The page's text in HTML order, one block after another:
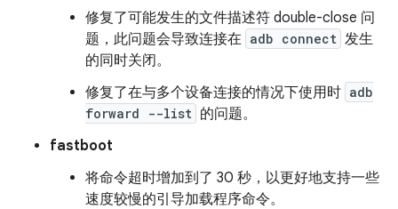
修复了可能发生的文件描述符 double-close 问
题，此问题会导致连接在 adb connect 发生
的同时关闭。
修复了在与多个设备连接的情况下使用时 adb
forward --list 的问题。
fastboot
将命令超时增加到了 30 秒，以更好地支持一些
速度较慢的引导加载程序命令。